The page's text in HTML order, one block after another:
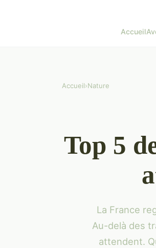
Accueil
Accueil›Nature
Top 5
La France
Au-delà des
attendent.